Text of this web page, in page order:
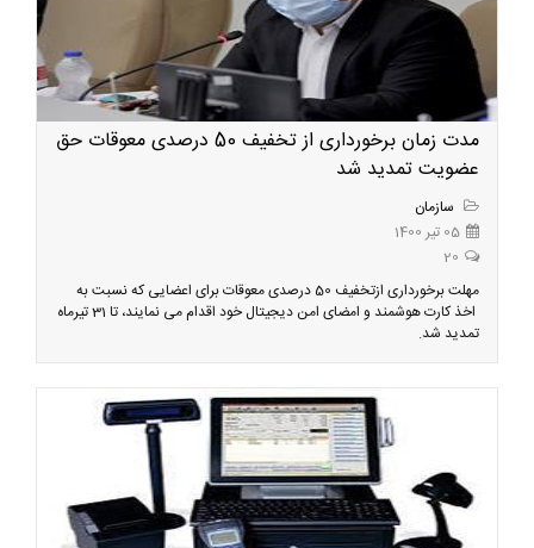
مدت زمان برخورداری از تخفیف 50 درصدی معوقات حق
عضویت تمدید شد
سازمان
05 تیر 1400
20
مهلت برخورداری ازتخفیف 50 درصدی معوقات برای اعضایی که نسبت به
اخذ کارت هوشمند و امضای امن دیجیتال خود اقدام می نمایند، تا 31 تیرماه
تمدید شد.